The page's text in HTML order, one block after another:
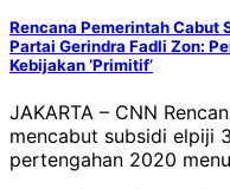
Rencana Pemerintah Cabut
Partai Gerindra Fadli Zon:
Kebijakan ‘Primitif’
JAKARTA – CNN
mencabut subsidi elpiji
pertengahan 2020